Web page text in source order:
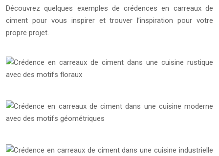
Découvrez quelques exemples de crédences en carreaux de
ciment pour vous inspirer et trouver l’inspiration pour votre
propre projet.